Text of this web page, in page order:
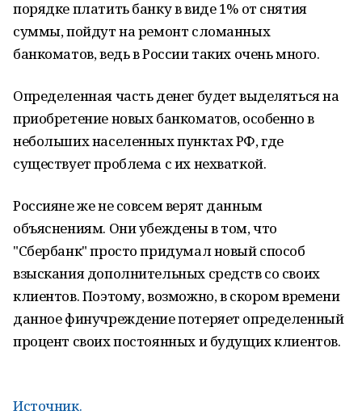
порядке платить банку в виде 1% от снятия
суммы, пойдут на ремонт сломанных
банкоматов, ведь в России таких очень много.
Определенная часть денег будет выделяться на
приобретение новых банкоматов, особенно в
небольших населенных пунктах РФ, где
существует проблема с их нехваткой.
Россияне же не совсем верят данным
объяснениям. Они убеждены в том, что
"Сбербанк" просто придумал новый способ
взыскания дополнительных средств со своих
клиентов. Поэтому, возможно, в скором времени
данное финучреждение потеряет определенный
процент своих постоянных и будущих клиентов.
Источник.